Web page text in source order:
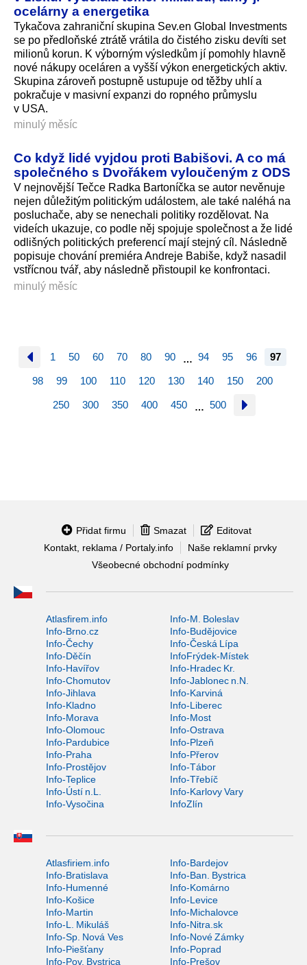
ocelárny a energetika
Tykačova zahraniční skupina Sev.en Global Investments
se po předloňské ztrátě vrátila do čistého zisku devíti set
milionů korun. K výborným výsledkům jí pomohly hlavně
nové nákupy oceláren a vyšší výkon energetických aktiv.
Skupina zároveň postupně ustupuje od těžby uhlí a
pokračuje v masivní expanzi do ropného průmyslu
v USA.
minulý měsíc
Co když lidé vyjdou proti Babišovi. A co má
společného s Dvořákem vyloučeným z ODS
V nejnovější Tečce Radka Bartoníčka se autor nevěnuje
nejen důležitým politickým událostem, ale také naléhá na
posluchače, aby se nenechali politiky rozdělovat. Na
videích ukazuje, co podle něj spojuje společnost a že lidé
odlišných politických preferencí mají stejný cíl. Následně
popisuje chování premiéra Andreje Babiše, když nasadil
vstřícnou tvář, aby následně přistoupil ke konfrontaci.
minulý měsíc
1 50 60 70 80 90 … 94 95 96 97
98 99 100 110 120 130 140 150 200
250 300 350 400 450 … 500
Přidat firmu Smazat
Editovat
Kontakt, reklama / Portaly.info
Naše reklamní prvky
Všeobecné obchodní podmínky
Atlasfirem.info
Info-M. Boleslav
Info-Brno.cz
Info-Budějovice
Info-Čechy
Info-Česká Lípa
Info-Děčín
InfoFrýdek-Místek
Info-Havířov
Info-Hradec Kr.
Info-Chomutov
Info-Jablonec n.N.
Info-Jihlava
Info-Karviná
Info-Kladno
Info-Liberec
Info-Morava
Info-Most
Info-Olomouc
Info-Ostrava
Info-Pardubice
Info-Plzeň
Info-Praha
Info-Přerov
Info-Prostějov
Info-Tábor
Info-Teplice
Info-Třebíč
Info-Ústí n.L.
Info-Karlovy Vary
Info-Vysočina
InfoZlín
Atlasfiriem.info
Info-Bardejov
Info-Bratislava
Info-Ban. Bystrica
Info-Humenné
Info-Komárno
Info-Košice
Info-Levice
Info-Martin
Info-Michalovce
Info-L. Mikuláš
Info-Nitra.sk
Info-Sp. Nová Ves
Info-Nové Zámky
Info-Piešťany
Info-Poprad
Info-Pov. Bystrica
Info-Prešov